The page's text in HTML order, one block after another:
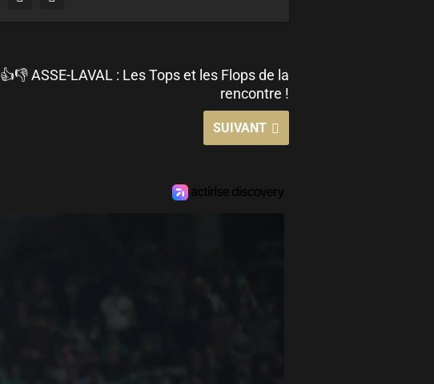
👍👎 ASSE-LAVAL : Les Tops et les Flops de la
rencontre !
SUIVANT